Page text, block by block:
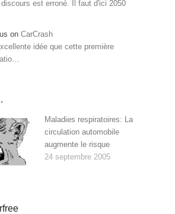
discours est erroné. Il faut d'ici 2050
on CarCrash
idée que cette première
Maladies respiratoires: La
circulation automobile
augmente le risque
24 septembre 2005